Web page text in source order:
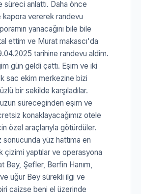
süreci anlattı. Daha önce
kapora vererek randevu
yanacağını bile bile
ettim ve Murat makascı'da
tarihine randevu aldim.
gün geldi çattı. Eşim ve iki
sac ekim merkezine bizi
bir sekilde karşıladılar.
süreceginden eşim ve
konaklayacağımız otele
özel araçlarıyla götürdüler.
sonucunda yüz hattıma en
çizimi yaptılar ve operasyona
Bey, Şefler, Berfin Hanım,
uğur Bey sürekli ilgi ve
caizse beni el üzerinde